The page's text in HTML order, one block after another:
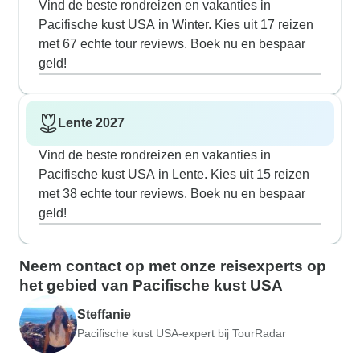
Vind de beste rondreizen en vakanties in
Pacifische kust USA in Winter. Kies uit 17 reizen
met 67 echte tour reviews. Boek nu en bespaar
geld!
Lente 2027
Vind de beste rondreizen en vakanties in
Pacifische kust USA in Lente. Kies uit 15 reizen
met 38 echte tour reviews. Boek nu en bespaar
geld!
Neem contact op met onze reisexperts op
het gebied van Pacifische kust USA
Steffanie
Pacifische kust USA-expert bij TourRadar